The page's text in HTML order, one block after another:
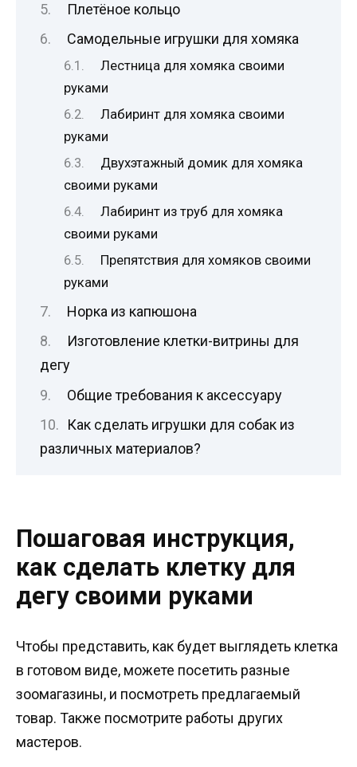
Плетёное кольцо
Самодельные игрушки для хомяка
Лестница для хомяка своими
руками
Лабиринт для хомяка своими
руками
Двухэтажный домик для хомяка
своими руками
Лабиринт из труб для хомяка
своими руками
Препятствия для хомяков своими
руками
Норка из капюшона
Изготовление клетки-витрины для
дегу
Общие требования к аксессуару
Как сделать игрушки для собак из
различных материалов?
Пошаговая инструкция,
как сделать клетку для
дегу своими руками
Чтобы представить, как будет выглядеть клетка
в готовом виде, можете посетить разные
зоомагазины, и посмотреть предлагаемый
товар. Также посмотрите работы других
мастеров.